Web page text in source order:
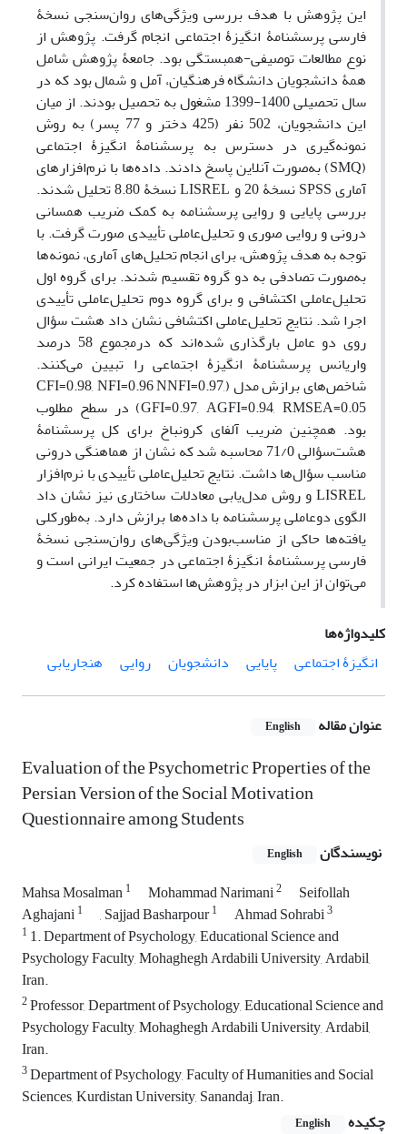
این پژوهش با هدف بررسی ویژگی‌های روان‌سنجی نسخۀ
فارسی پرسشنامۀ انگیزۀ اجتماعی انجام گرفت. پژوهش از
نوع مطالعات توصیفی-همبستگی بود. جامعۀ پژوهش شامل
همۀ دانشجویان دانشگاه فرهنگیان، آمل و شمال بود که در
سال تحصیلی 1400-1399 مشغول به تحصیل بودند. از میان
این دانشجویان، 502 نفر (425 دختر و 77 پسر) به روش
نمونه‌گیری در دسترس به پرسشنامۀ انگیزۀ اجتماعی
(SMQ) به‌صورت آنلاین پاسخ دادند. داده‌ها با نرم‌افزارهای
آماری SPSS نسخۀ 20 و LISREL نسخۀ 8.80 تحلیل شدند.
بررسی پایایی و روایی پرسشنامه به کمک ضریب همسانی
درونی و روایی صوری و تحلیل‌عاملی تأییدی صورت گرفت. با
توجه به هدف پژوهش، برای انجام تحلیل‌های آماری، نمونه‌ها
به‌صورت تصادفی به دو گروه تقسیم شدند. برای گروه اول
تحلیل‌عاملی اکتشافی و برای گروه دوم تحلیل‌عاملی تأییدی
اجرا شد. نتایج تحلیل‌عاملی اکتشافی نشان داد هشت سؤال
روی دو عامل بارگذاری شده‌اند که درمجموع 58 درصد
واریانس پرسشنامۀ انگیزۀ اجتماعی را تبیین می‌کنند.
شاخص‌های برازش مدل (CFI=0.98, NFI=0.96 NNFI=0.97,
GFI=0.97, AGFI=0.94, RMSEA=0.05) در سطح مطلوب
بود. همچنین ضریب آلفای کرونباخ برای کل پرسشنامۀ
هشت‌سؤالی 71/0 محاسبه شد که نشان از هماهنگی درونی
مناسب سؤال‌ها داشت. نتایج تحلیل‌عاملی تأییدی با نرم‌افزار
LISREL و روش مدل‌یابی معادلات ساختاری نیز نشان داد
الگوی دوعاملی پرسشنامه با داده‌ها برازش دارد. به‌طورکلی
یافته‌ها حاکی از مناسب‌بودن ویژگی‌های روان‌سنجی نسخۀ
فارسی پرسشنامۀ انگیزۀ اجتماعی در جمعیت ایرانی است و
می‌توان از این ابزار در پژوهش‌ها استفاده کرد.
کلیدواژه‌ها
انگیزۀ اجتماعی
پایایی دانشجویان روایی هنجاریابی
عنوان مقاله English
Evaluation of the Psychometric Properties of the
Persian Version of the Social Motivation
Questionnaire among Students
نویسندگان English
Mahsa Mosalman1 Mohammad Narimani2
Seifollah
Aghajani1 , Sajjad Basharpour1 Ahmad Sohrabi3
1 1. Department of Psychology, Educational Science and
Psychology Faculty, Mohaghegh Ardabili University, Ardabil,
Iran.
2Professor, Department of Psychology, Educational Science and
Psychology Faculty, Mohaghegh Ardabili University, Ardabil,
Iran.
3Department of Psychology, Faculty of Humanities and Social
Sciences, Kurdistan University, Sanandaj, Iran.
چکیده
English